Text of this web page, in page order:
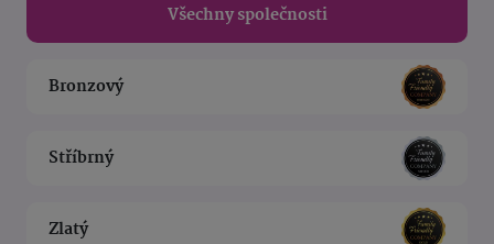
Všechny společnosti
Bronzový
Stříbrný
Zlatý